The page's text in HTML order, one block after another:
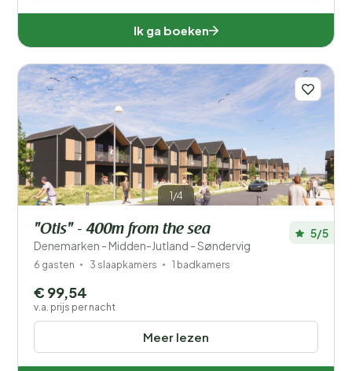
Ik ga boeken
1/4
"Otis" - 400m from the sea
Denemarken - Midden-Jutland - Søndervig
5/5
6 gasten 3 slaapkamers 1 badkamers
Meer lezen
€ 99,54
v.a. prijs per nacht